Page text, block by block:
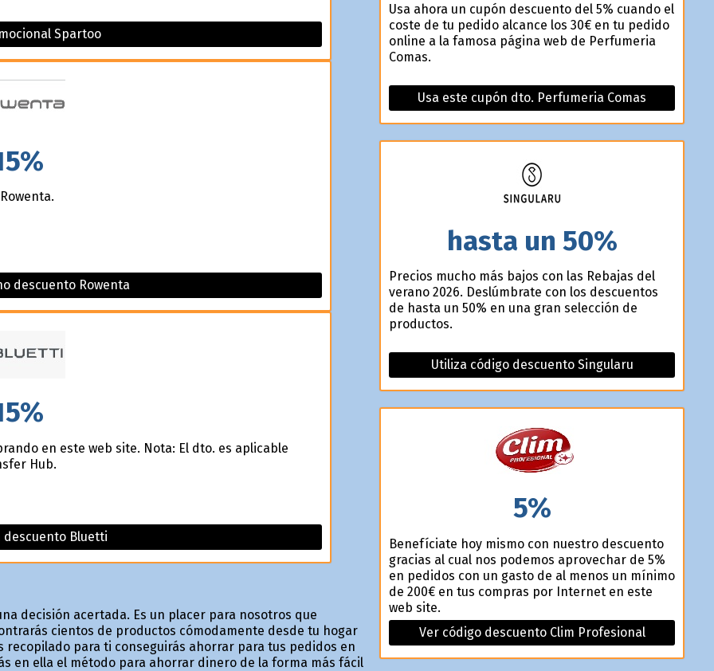
Spartoo
descuento Rowenta
en este web site. Nota: El dto. es aplicable
Hub.
descuento Bluetti
decisión acertada. Es un placer para nosotros que
cientos de productos cómodamente desde tu hogar
recopilado para ti conseguirás ahorrar para tus pedidos en
en ella el método para ahorrar dinero de la forma más fácil
Usa ahora un cupón descuento del 5% cuando el
coste de tu pedido alcance los 30€ en tu pedido
online a la famosa página web de Perfumeria
Comas.
Usa este cupón dto. Perfumeria Comas
hasta un 50%
Precios mucho más bajos con las Rebajas del
verano 2026. Deslúmbrate con los descuentos
de hasta un 50% en una gran selección de
productos.
Utiliza código descuento Singularu
5%
Benefíciate hoy mismo con nuestro descuento
gracias al cual nos podemos aprovechar de 5%
en pedidos con un gasto de al menos un mínimo
de 200€ en tus compras por Internet en este
web site.
Ver código descuento Clim Profesional